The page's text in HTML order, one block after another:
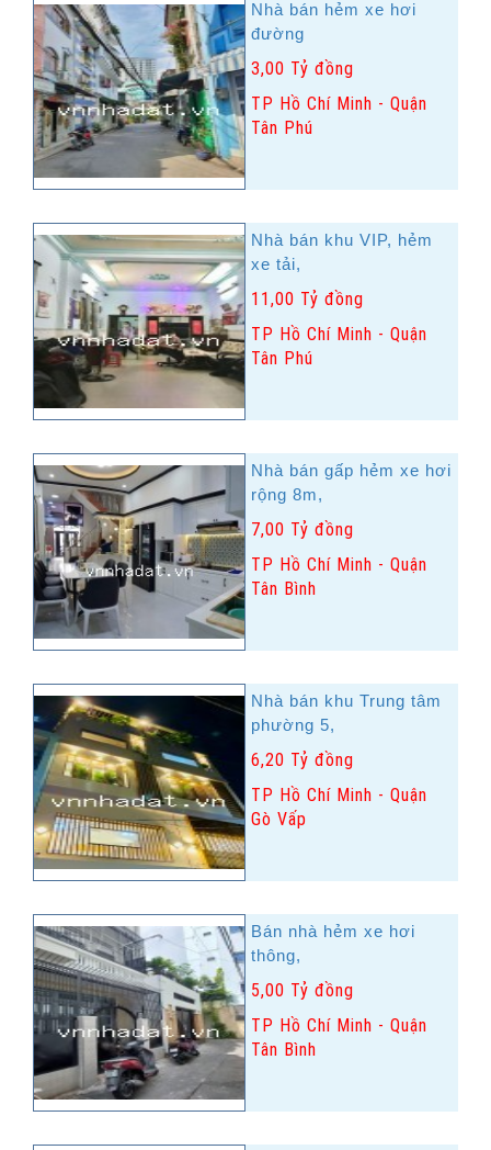
Nhà bán hẻm xe hơi
đường
3,00 Tỷ đồng
TP Hồ Chí Minh - Quận
Tân Phú
Nhà bán khu VIP, hẻm
xe tải,
11,00 Tỷ đồng
TP Hồ Chí Minh - Quận
Tân Phú
Nhà bán gấp hẻm xe hơi
rộng 8m,
7,00 Tỷ đồng
TP Hồ Chí Minh - Quận
Tân Bình
Nhà bán khu Trung tâm
phường 5,
6,20 Tỷ đồng
TP Hồ Chí Minh - Quận
Gò Vấp
Bán nhà hẻm xe hơi
thông,
5,00 Tỷ đồng
TP Hồ Chí Minh - Quận
Tân Bình